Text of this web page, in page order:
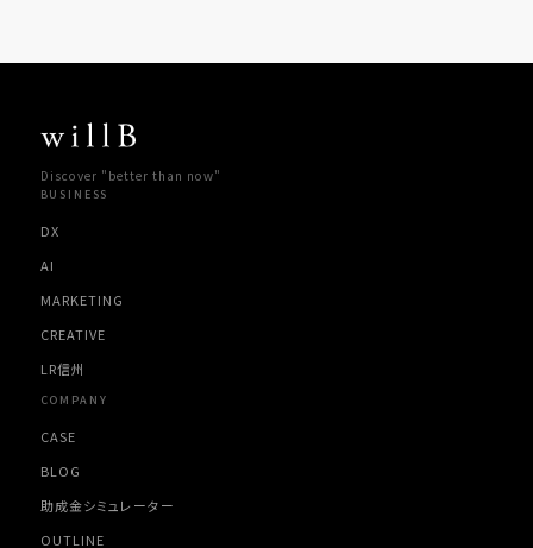
Discover "better than now"
BUSINESS
DX
AI
MARKETING
CREATIVE
LR信州
COMPANY
CASE
BLOG
助成金シミュレーター
OUTLINE